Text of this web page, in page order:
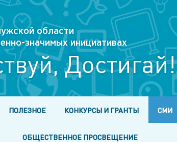
области
значимых инициативах
Достигай!
ПОЛЕЗНОЕ КОНКУРСЫ И ГРАНТЫ СМИ
ОБЩЕСТВЕННОЕ ПРОСВЕЩЕНИЕ